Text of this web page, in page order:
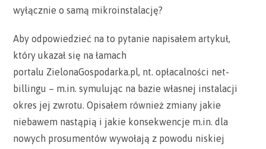
wyłącznie o samą mikroinstalację?
Aby odpowiedzieć na to pytanie napisałem artykuł,
który ukazał się na łamach
portalu ZielonaGospodarka.pl, nt. opłacalności net-
billingu – m.in. symulując na bazie własnej instalacji
okres jej zwrotu. Opisałem również zmiany jakie
niebawem nastąpią i jakie konsekwencje m.in. dla
nowych prosumentów wywołają z powodu niskiej